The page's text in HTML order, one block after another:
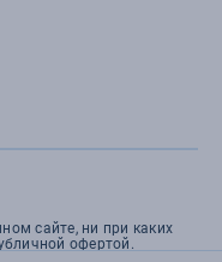
сайте, ни при каких
офертой.